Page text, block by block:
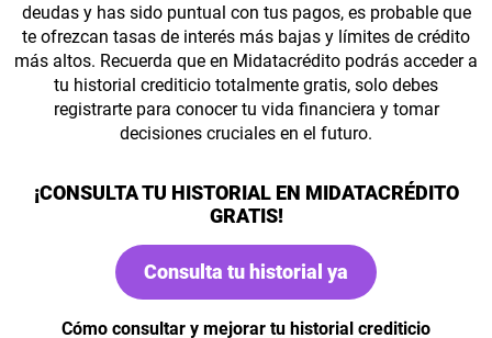
deudas y has sido puntual con tus pagos, es probable que
te ofrezcan tasas de interés más bajas y límites de crédito
más altos. Recuerda que en Midatacrédito podrás acceder a
tu historial crediticio totalmente gratis, solo debes
registrarte para conocer tu vida financiera y tomar
decisiones cruciales en el futuro.
¡CONSULTA TU HISTORIAL EN MIDATACRÉDITO
GRATIS!
Consulta tu historial ya
Cómo consultar y mejorar tu historial crediticio